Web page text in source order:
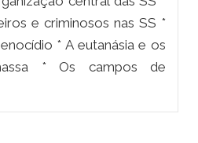
e criminosos nas SS *
* A eutanásia e os
* Os campos de